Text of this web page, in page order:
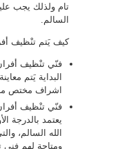
تام ولذلك يجب
السالم.
كيف يَتم تنْظيف
فنّي تنْظيف
البداية يَتم
اشراف مختص
فنّي تنْظيف
يعتمد بالدرجة
الله السالم،
ومتاحة لهم فني